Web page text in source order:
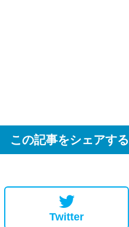
この記事をシェアする
Twitter